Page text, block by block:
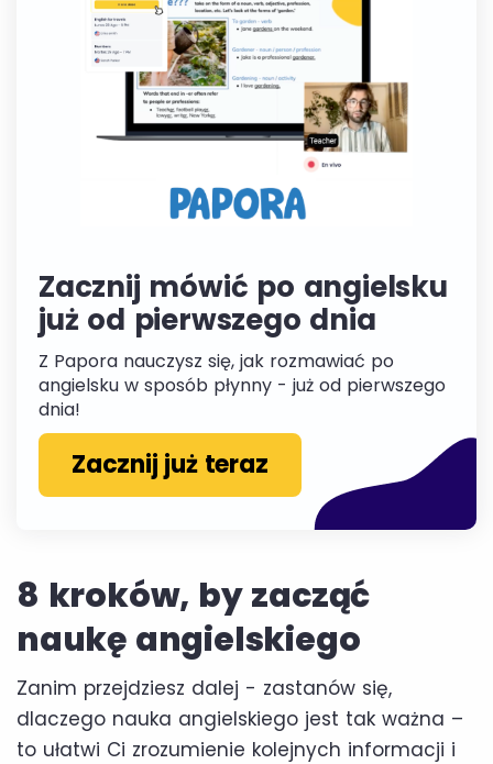
Zacznij mówić po angielsku
już od pierwszego dnia
Z Papora nauczysz się, jak rozmawiać po
angielsku w sposób płynny - już od pierwszego
dnia!
Zacznij już teraz
8 kroków, by zacząć
naukę angielskiego
Zanim przejdziesz dalej - zastanów się,
dlaczego nauka angielskiego jest tak ważna –
to ułatwi Ci zrozumienie kolejnych informacji i